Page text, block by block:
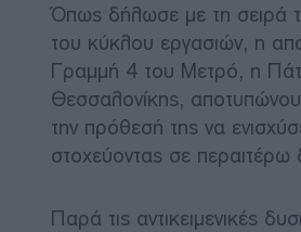
Όπως δήλωσε με τη σειρά
του κύκλου εργασιών, η
Γραμμή 4 του Μετρό, η
Θεσσαλονίκης,
την πρόθεσή της να
στοχεύοντας σε περαιτέρω
Παρά τις αντικειμενικές